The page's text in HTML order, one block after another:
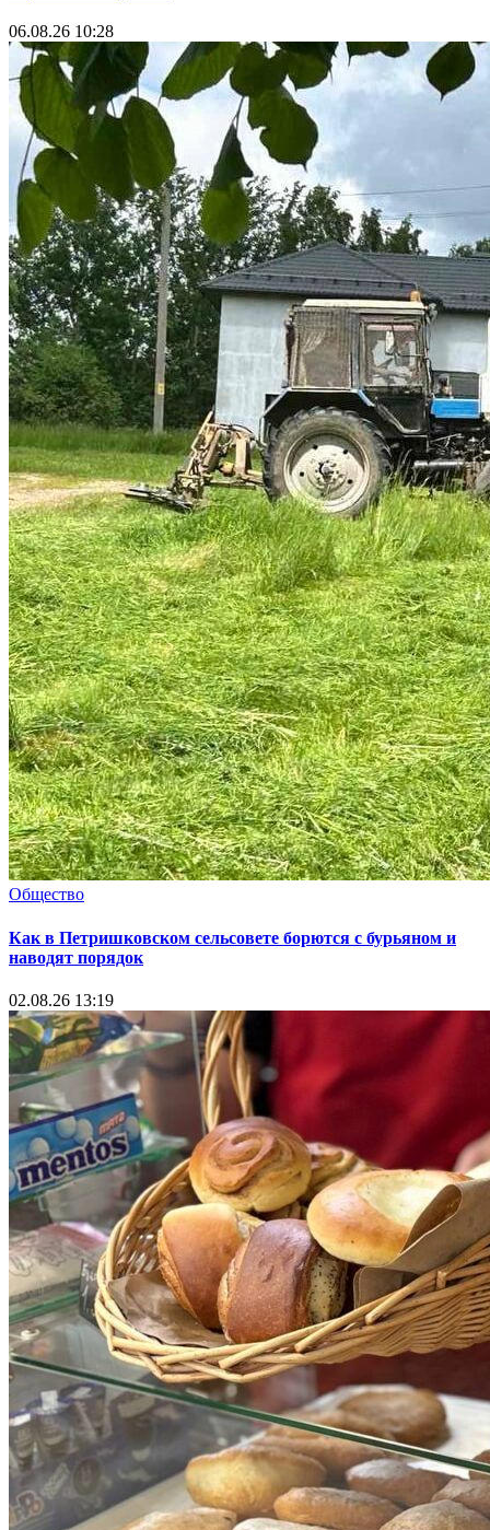
06.08.26 10:28
Общество
Как в Петришковском сельсовете борются с бурьяном и
наводят порядок
02.08.26 13:19